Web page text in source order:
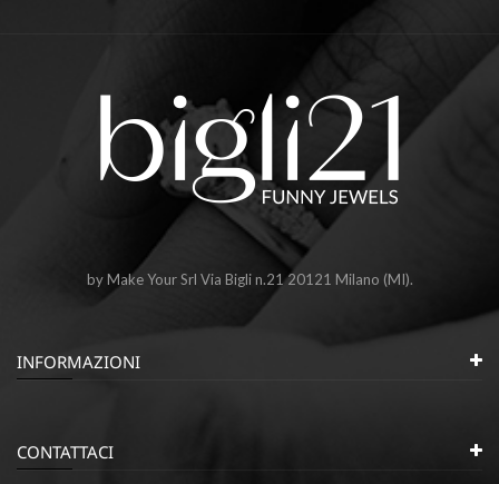
by Make Your Srl Via Bigli n.21 20121 Milano (MI).
INFORMAZIONI
CONTATTACI